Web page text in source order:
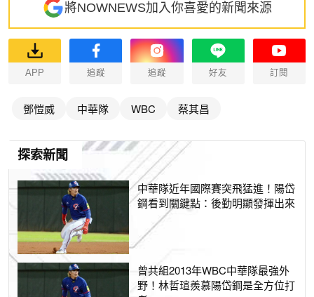
將NOWNEWS加入你喜愛的新聞來源
APP 追蹤 追蹤 好友 訂閱
鄧愷威 中華隊 WBC 蔡其昌
探索新聞
中華隊近年國際賽突飛猛進！陽岱
鋼看到關鍵點：後勤明顯發揮出來
曾共組2013年WBC中華隊最強外
野！林哲瑄羨慕陽岱鋼是全方位打